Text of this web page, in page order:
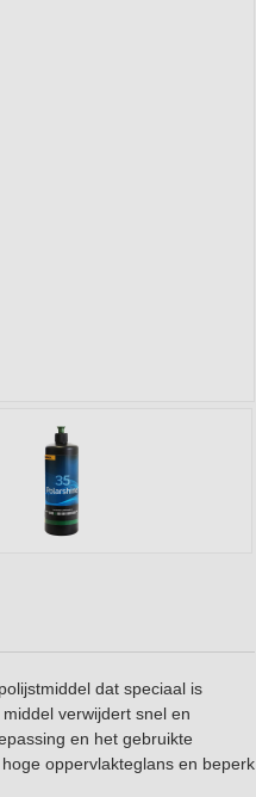
dat speciaal is
verwijdert snel en
en het gebruikte
oppervlakteglans en beperk